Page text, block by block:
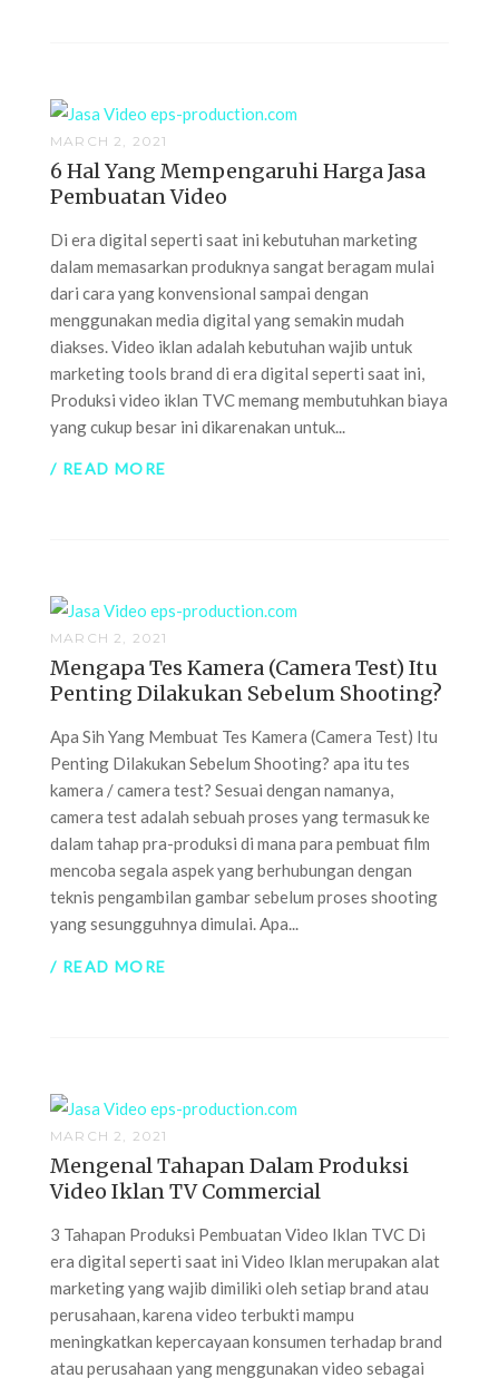
MARCH 2, 2021
6 Hal Yang Mempengaruhi Harga Jasa
Pembuatan Video
Di era digital seperti saat ini kebutuhan marketing
dalam memasarkan produknya sangat beragam mulai
dari cara yang konvensional sampai dengan
menggunakan media digital yang semakin mudah
diakses. Video iklan adalah kebutuhan wajib untuk
marketing tools brand di era digital seperti saat ini,
Produksi video iklan TVC memang membutuhkan biaya
yang cukup besar ini dikarenakan untuk...
/ READ MORE
MARCH 2, 2021
Mengapa Tes Kamera (Camera Test) Itu
Penting Dilakukan Sebelum Shooting?
Apa Sih Yang Membuat Tes Kamera (Camera Test) Itu
Penting Dilakukan Sebelum Shooting? apa itu tes
kamera / camera test? Sesuai dengan namanya,
camera test adalah sebuah proses yang termasuk ke
dalam tahap pra-produksi di mana para pembuat film
mencoba segala aspek yang berhubungan dengan
teknis pengambilan gambar sebelum proses shooting
yang sesungguhnya dimulai. Apa...
/ READ MORE
MARCH 2, 2021
Mengenal Tahapan Dalam Produksi
Video Iklan TV Commercial
3 Tahapan Produksi Pembuatan Video Iklan TVC Di
era digital seperti saat ini Video Iklan merupakan alat
marketing yang wajib dimiliki oleh setiap brand atau
perusahaan, karena video terbukti mampu
meningkatkan kepercayaan konsumen terhadap brand
atau perusahaan yang menggunakan video sebagai